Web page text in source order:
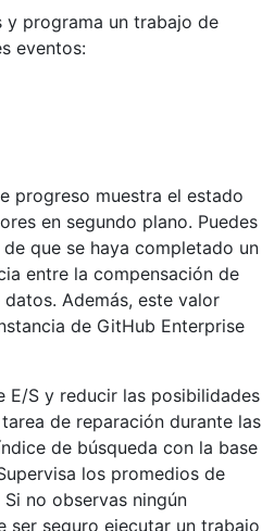
y programa un trabajo de
eventos:
progreso muestra el estado
en segundo plano. Puedes
que se haya completado un
entre la compensación de
Además, este valor
de GitHub Enterprise
E/S y reducir las posibilidades
de reparación durante las
de búsqueda con la base
los promedios de
Si no observas ningún
ser seguro ejecutar un trabajo